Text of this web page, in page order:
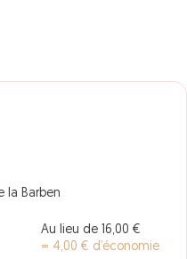
la Barben
Au lieu de 16,00 €
= 4,00 € d’économie